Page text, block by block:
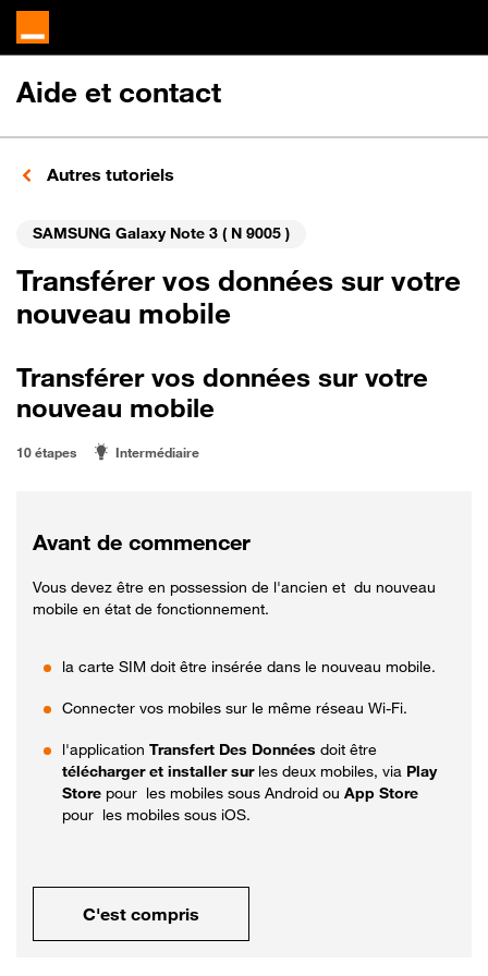
Aide et contact
Autres tutoriels
SAMSUNG Galaxy Note 3 ( N 9005 )
Transférer vos données sur votre
nouveau mobile
Transférer vos données sur votre
nouveau mobile
10 étapes Intermédiaire
Avant de commencer
Vous devez être en possession de l'ancien et du nouveau
mobile en état de fonctionnement.
la carte SIM doit être insérée dans le nouveau mobile.
Connecter vos mobiles sur le même réseau Wi-Fi.
l'application Transfert Des Données doit être
télécharger et installer sur les deux mobiles, via Play
Store pour les mobiles sous Android ou App Store
pour les mobiles sous iOS.
C'est compris